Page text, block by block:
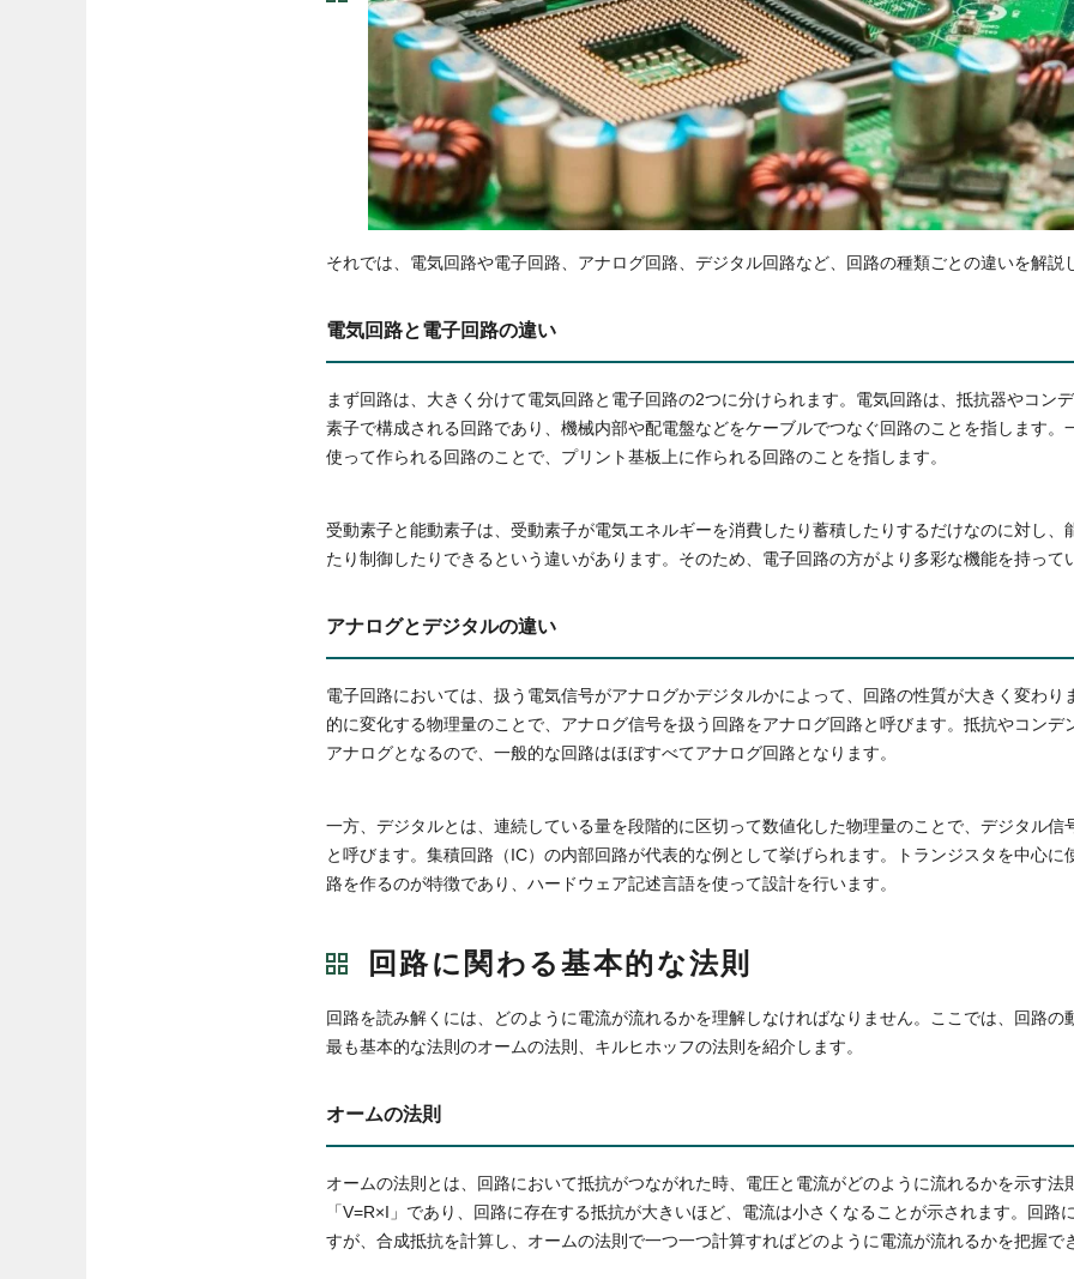
それでは、電気回路や電子回路、アナログ回路、デジタル回路など、回路の種類ごとの違いを解説
電気回路と電子回路の違い
まず回路は、大きく分けて電気回路と電子回路の2つに分けられます。電気回路は、抵抗器やコン
素子で構成される回路であり、機械内部や配電盤などをケーブルでつなぐ回路のことを指します。
使って作られる回路のことで、プリント基板上に作られる回路のことを指します。
受動素子と能動素子は、受動素子が電気エネルギーを消費したり蓄積したりするだけなのに対し、
たり制御したりできるという違いがあります。そのため、電子回路の方がより多彩な機能を持って
アナログとデジタルの違い
電子回路においては、扱う電気信号がアナログかデジタルかによって、回路の性質が大きく変わり
的に変化する物理量のことで、アナログ信号を扱う回路をアナログ回路と呼びます。抵抗やコンデ
アナログとなるので、一般的な回路はほぼすべてアナログ回路となります。
一方、デジタルとは、連続している量を段階的に区切って数値化した物理量のことで、デジタル信
と呼びます。集積回路（IC）の内部回路が代表的な例として挙げられます。トランジスタを中心に
路を作るのが特徴であり、ハードウェア記述言語を使って設計を行います。
回路に関わる基本的な法則
回路を読み解くには、どのように電流が流れるかを理解しなければなりません。ここでは、回路の
最も基本的な法則のオームの法則、キルヒホッフの法則を紹介します。
オームの法則
オームの法則とは、回路において抵抗がつながれた時、電圧と電流がどのように流れるかを示す法
「V=R×I」であり、回路に存在する抵抗が大きいほど、電流は小さくなることが示されます。回路
すが、合成抵抗を計算し、オームの法則で一つ一つ計算すればどのように電流が流れるかを把握で